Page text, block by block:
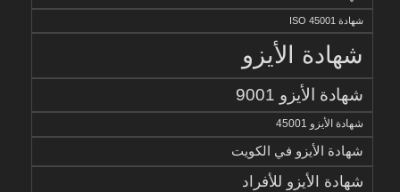
شهادة ISO 45001
شهادة الأيزو
شهادة الأيزو 9001
شهادة الأيزو 45001
شهادة الأيزو في الكويت
شهادة الأيزو للأفراد